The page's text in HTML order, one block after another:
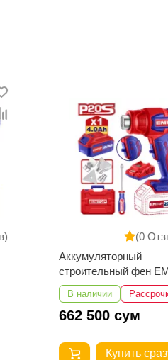
(0 Отзывов)
Аккумуляторный
строительный фен EMTOP
EHGN20065
В наличии Рассрочка
662 500 сум
Купить сразу